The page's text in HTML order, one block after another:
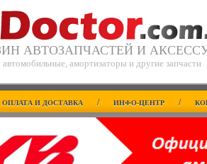
АВТОЗАПЧАСТЕЙ И
амортизаторы и другие запчасти
ОПЛАТА И ДОСТАВКА / ИНФО-ЦЕНТР /